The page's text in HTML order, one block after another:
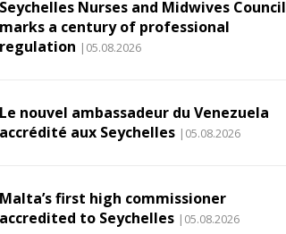
Seychelles Nurses and Midwives Council
marks a century of professional
regulation |05.08.2026
Le nouvel ambassadeur du Venezuela
accrédité aux Seychelles |05.08.2026
Malta’s first high commissioner
accredited to Seychelles |05.08.2026